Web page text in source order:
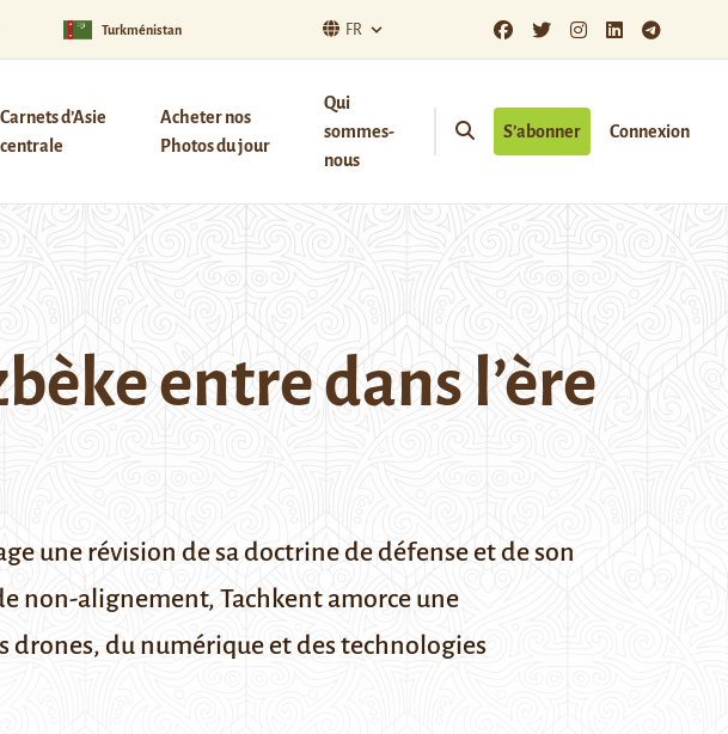
Turkménistan FR
Carnets d’Asie
centrale
Acheter nos
Photos du jour
Qui
sommes-
nous
S’abonner Connexion
entre dans l’ère
une révision de sa doctrine de défense et de son
non-alignement, Tachkent amorce une
drones, du numérique et des technologies